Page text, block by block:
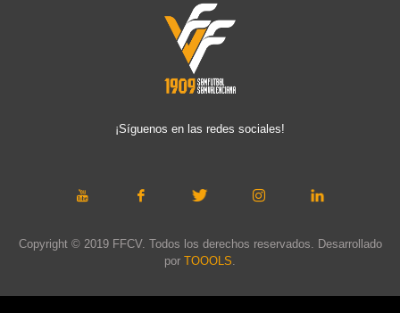
¡Síguenos en las redes sociales!
Copyright © 2019 FFCV. Todos los derechos reservados. Desarrollado
por TOOOLS